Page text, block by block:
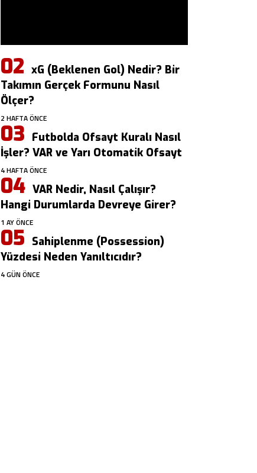
xG (Beklenen Gol) Nedir? Bir
Takımın Gerçek Formunu Nasıl
Ölçer?
2 HAFTA ÖNCE
Futbolda Ofsayt Kuralı Nasıl
İşler? VAR ve Yarı Otomatik Ofsayt
4 HAFTA ÖNCE
VAR Nedir, Nasıl Çalışır?
Hangi Durumlarda Devreye Girer?
1 AY ÖNCE
Sahiplenme (Possession)
Yüzdesi Neden Yanıltıcıdır?
4 GÜN ÖNCE